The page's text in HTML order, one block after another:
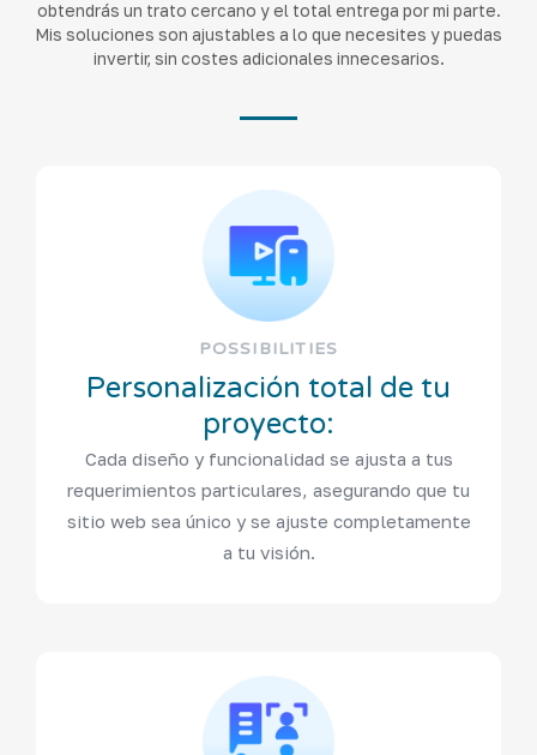
obtendrás un trato cercano y el total entrega por mi parte.
Mis soluciones son ajustables a lo que necesites y puedas
invertir, sin costes adicionales innecesarios.
POSSIBILITIES
Personalización total de tu
proyecto:
Cada diseño y funcionalidad se ajusta a tus
requerimientos particulares, asegurando que tu
sitio web sea único y se ajuste completamente
a tu visión.